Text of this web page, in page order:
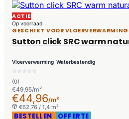
ACTIE
Op voorraad
GESCHIKT VOOR VLOERVERWARMING
Sutton click SRC warm
Vloerverwarming Waterbestendig
(0)
€49,95/m²
€44,96/m²
€62,76 / 1,4 m²
BESTELLEN OFFERTE